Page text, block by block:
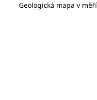
Geologická mapa v